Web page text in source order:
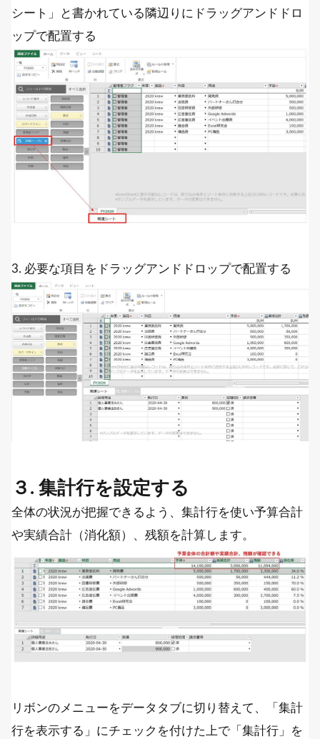
シート」と書かれている隣辺りにドラッグアンドドロ
ップで配置する
3. 必要な項目をドラッグアンドドロップで配置する
３. 集計行を設定する
全体の状況が把握できるよう、集計行を使い予算合計
や実績合計（消化額）、残額を計算します。
リボンのメニューをデータタブに切り替えて、「集計
行を表示する」にチェックを付けた上で「集計行」を